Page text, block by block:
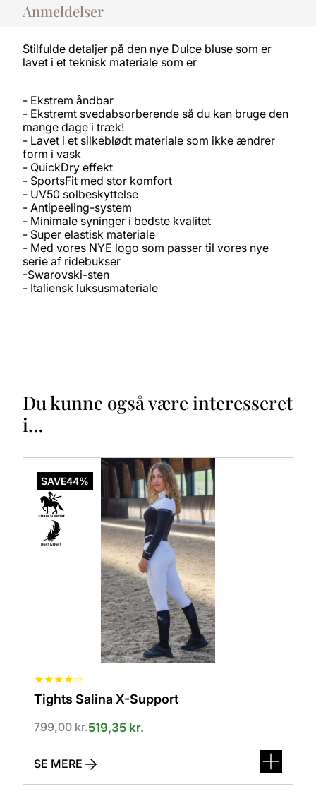
Anmeldelser
Stilfulde detaljer på den nye Dulce bluse som er
lavet i et teknisk materiale som er
- Ekstrem åndbar
- Ekstremt svedabsorberende så du kan bruge den
mange dage i træk!
- Lavet i et silkeblødt materiale som ikke ændrer
form i vask
- QuickDry effekt
- SportsFit med stor komfort
- UV50 solbeskyttelse
- Antipeeling-system
- Minimale syninger i bedste kvalitet
- Super elastisk materiale
- Med vores NYE logo som passer til vores nye
serie af ridebukser
-Swarovski-sten
- Italiensk luksusmateriale
Du kunne også være interesseret
i…
SAVE44%
★★★★☆
Tights Salina X-Support
799,00kr.519,35 kr.
vare
har
flere
varianter.
Mulighederne
kan
SE MERE